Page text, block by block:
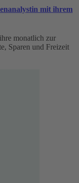
mit ihrem
monatlich zur
Sparen und Freizeit